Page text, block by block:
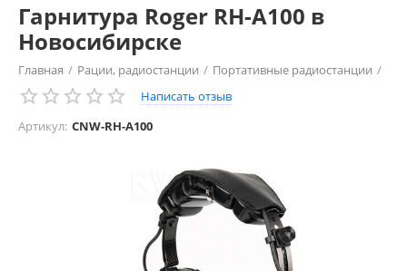
Гарнитура Roger RH-A100 в
Новосибирске
Главная / Рации, радиостанции / Портативные радиостанции /
Рации Roger (Россия)
/ Гарнитура Roger
Написать отзыв
Артикул: CNW-RH-A100